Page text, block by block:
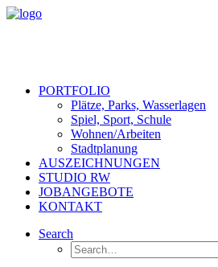
PORTFOLIO
Plätze, Parks, Wasserlagen
Spiel, Sport, Schule
Wohnen/Arbeiten
Stadtplanung
AUSZEICHNUNGEN
STUDIO RW
JOBANGEBOTE
KONTAKT
Search